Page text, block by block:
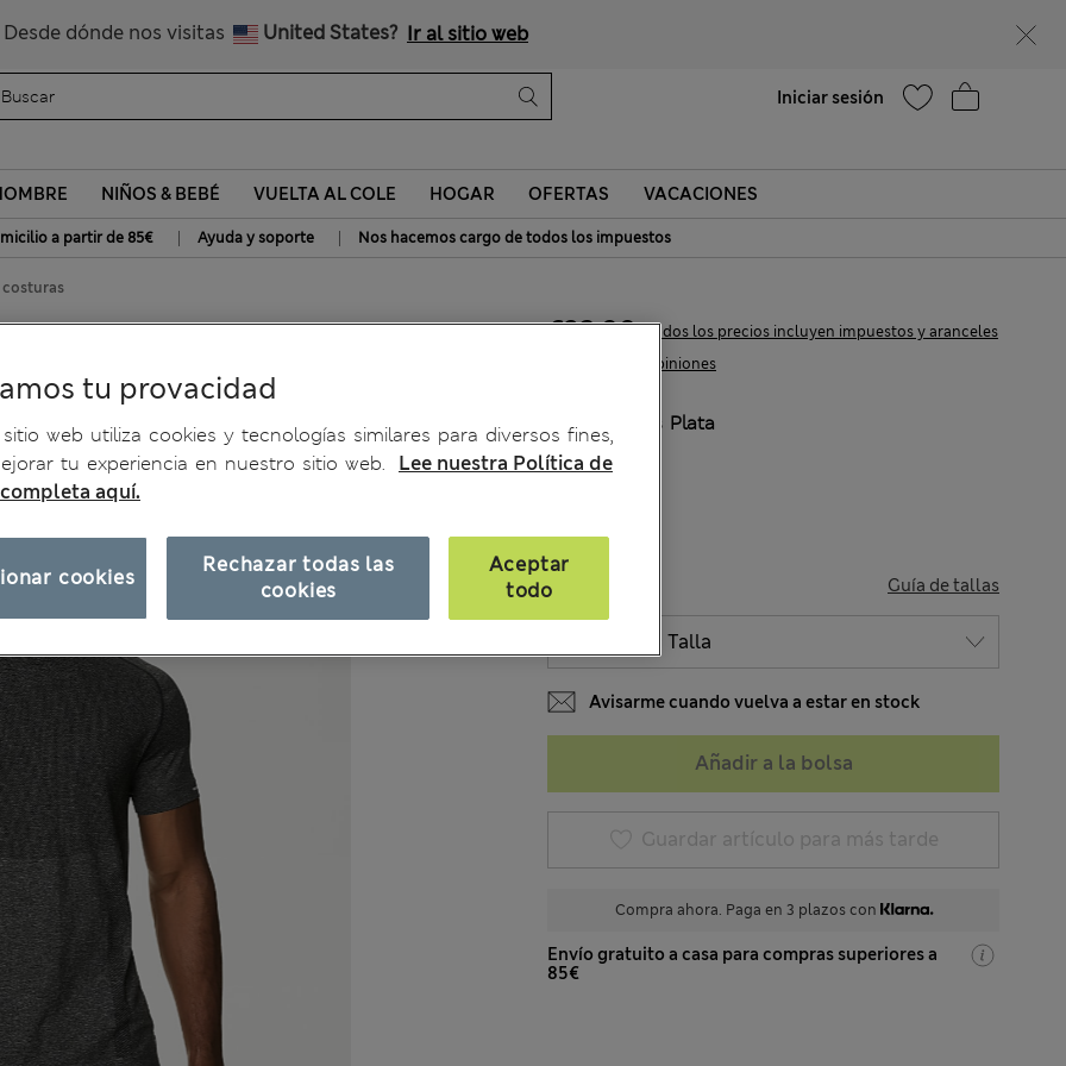
Desde dónde nos visitas United States? Ir al sitio web
Iniciar sesión
NIÑOS & BEBÉ VUELTA AL COLE HOGAR OFERTAS VACACIONES
a partir de 85€ | Ayuda y soporte | Nos hacemos cargo de todos los impuestos
costuras
31 Opiniones
€32,00 Todos los precios incluyen impuestos y aranceles
COLOR: Gris Plata
Agotado
TALLA Guía de tallas
Avisarme cuando vuelva a estar en stock
Añadir a la bolsa
Guardar artículo para más tarde
Compra ahora. Paga en 3 plazos con
Envío gratuito a casa para compras superiores a
85€
tu provacidad
web utiliza cookies y tecnologías similares para diversos fines,
tu experiencia en nuestro sitio web.
Lee nuestra Política de
aquí.
Rechazar todas las
cookies
Aceptar
todo
cookies